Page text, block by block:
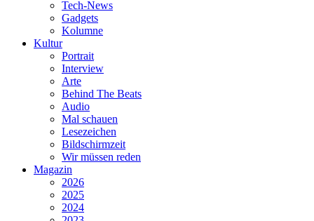
Tech-News
Gadgets
Kolumne
Kultur
Portrait
Interview
Arte
Behind The Beats
Audio
Mal schauen
Lesezeichen
Bildschirmzeit
Wir müssen reden
Magazin
2026
2025
2024